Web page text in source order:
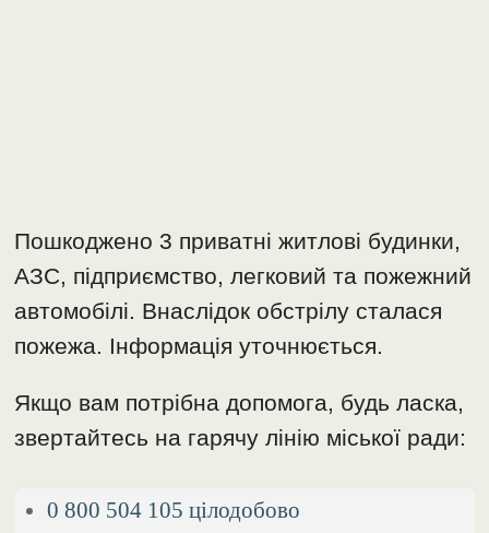
Пошкоджено 3 приватні житлові будинки,
АЗС, підприємство, легковий та пожежний
автомобілі. Внаслідок обстрілу сталася
пожежа. Інформація уточнюється.
Якщо вам потрібна допомога, будь ласка,
звертайтесь на гарячу лінію міської ради:
0 800 504 105 цілодобово